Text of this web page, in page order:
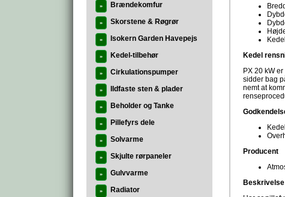
» Brændekomfur
» Skorstene & Røgrør
» Isokern Garden Havepejs
» Kedel-tilbehør
» Cirkulationspumper
» Ildfaste sten & plader
» Beholder og Tanke
» Pillefyrs dele
» Solvarme
» Skjulte rørpaneler
» Gulvvarme
» Radiator
Kedel
PX 20 kW
sidder bag
nemt at
Producent
Beskrivelse